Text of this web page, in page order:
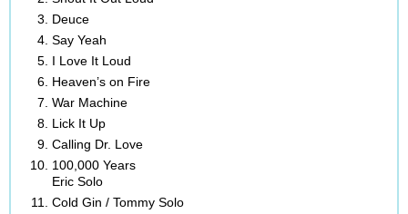
Deuce
Say Yeah
I Love It Loud
Heaven’s on Fire
War Machine
Lick It Up
Calling Dr. Love
100,000 Years
Eric Solo
Cold Gin / Tommy Solo